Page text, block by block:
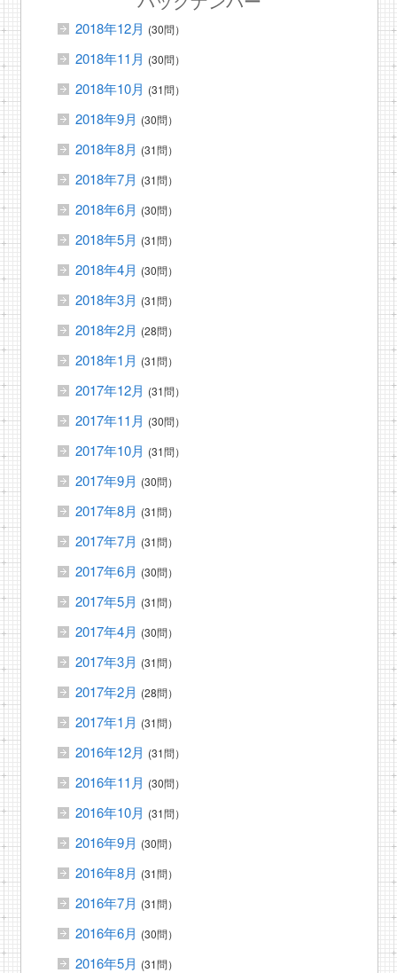
2018年12月 (30問）
2018年11月 (30問）
2018年10月 (31問）
2018年9月 (30問）
2018年8月 (31問）
2018年7月 (31問）
2018年6月 (30問）
2018年5月 (31問）
2018年4月 (30問）
2018年3月 (31問）
2018年2月 (28問）
2018年1月 (31問）
2017年12月 (31問）
2017年11月 (30問）
2017年10月 (31問）
2017年9月 (30問）
2017年8月 (31問）
2017年7月 (31問）
2017年6月 (30問）
2017年5月 (31問）
2017年4月 (30問）
2017年3月 (31問）
2017年2月 (28問）
2017年1月 (31問）
2016年12月 (31問）
2016年11月 (30問）
2016年10月 (31問）
2016年9月 (30問）
2016年8月 (31問）
2016年7月 (31問）
2016年6月 (30問）
2016年5月 (31問）